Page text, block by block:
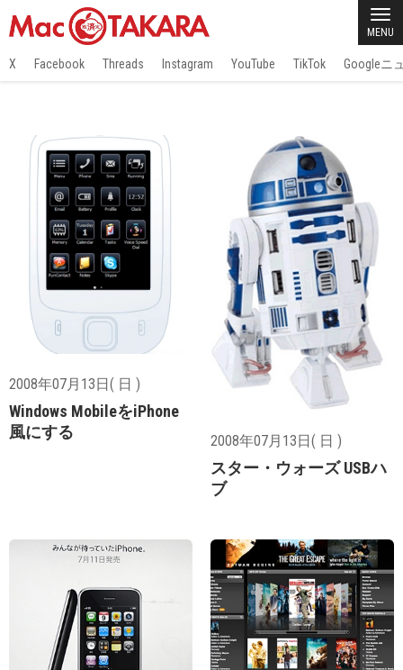
MENU
X Facebook Threads Instagram YouTube TikTok Googleニ
2008年07月13日( 日 )
Windows MobileをiPhone
風にする
2008年07月13日( 日 )
スター・ウォーズ USBハ
ブ